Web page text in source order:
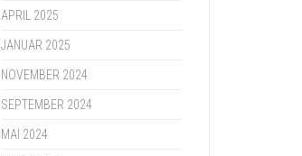
APRIL 2025
JANUAR 2025
NOVEMBER 2024
SEPTEMBER 2024
MAI 2024